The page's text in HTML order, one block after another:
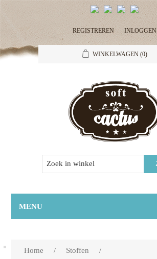
REGISTREREN INLOGGEN
WINKELWAGEN (0)
MENU
Home / Stoffen
/